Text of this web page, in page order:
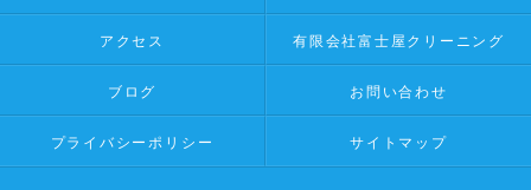
アクセス 有限会社富士屋クリーニング
ブログ お問い合わせ
プライバシーポリシー サイトマップ